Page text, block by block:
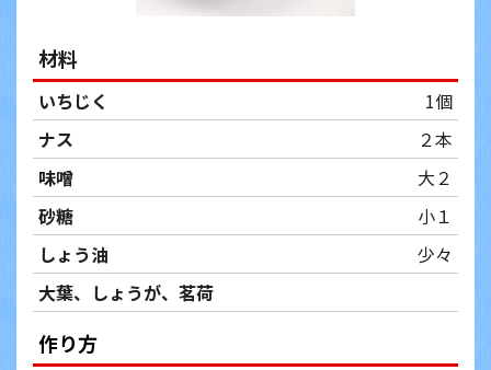
材料
いちじく
1個
ナス
２本
味噌
大２
砂糖
小１
しょう油
少々
大葉、しょうが、茗荷
作り方